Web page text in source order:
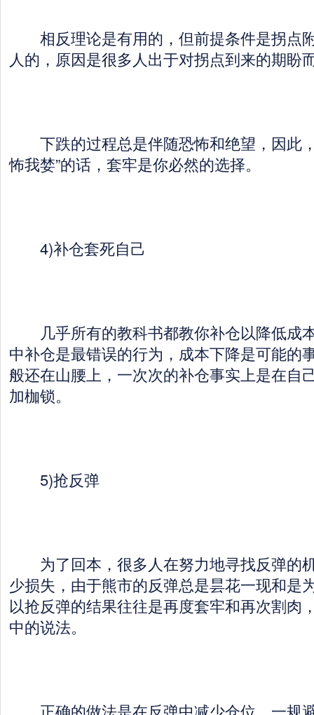
相反理论是有用的，但前提条件是拐点
人的，原因是很多人出于对拐点到来的期盼
下跌的过程总是伴随恐怖和绝望，因此
怖我婪”的话，套牢是你必然的选择。
4)补仓套死自己
几乎所有的教科书都教你补仓以降低成
中补仓是最错误的行为，成本下降是可能的
般还在山腰上，一次次的补仓事实上是在自
加枷锁。
5)抢反弹
为了回本，很多人在努力地寻找反弹的
少损失，由于熊市的反弹总是昙花一现和是
以抢反弹的结果往往是再度套牢和再次割肉
中的说法。
正确的做法是在反弹中减少仓位，一规